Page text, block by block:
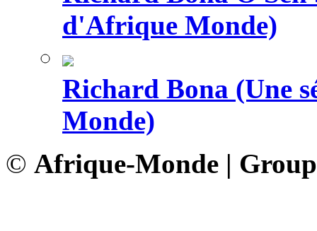
d'Afrique Monde)
Richard Bona (Une
Monde)
© Afrique-Monde |